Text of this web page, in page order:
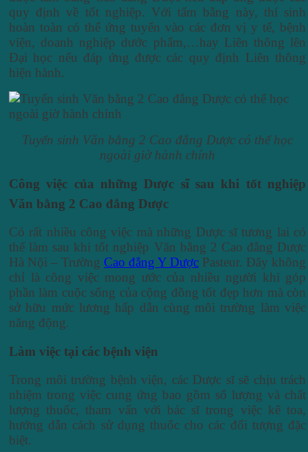
quy định về tốt nghiệp. Với tấm bằng này, thí sinh
hoàn toàn có thể ứng tuyển vào các đơn vị y tế, bệnh
viện, doanh nghiệp dước phẩm,…hay Liên thông lên
Đại học nếu đáp ứng được các quy định Liên thông
hiện hành.
Tuyển sinh Văn bằng 2 Cao đẳng Dược có thể học
ngoài giờ hành chính
Công việc của những Dược sĩ sau khi tốt nghiệp
Văn bằng 2 Cao đẳng Dược
Có rất nhiều công việc mà những Dược sĩ tương lai có
thể làm sau khi tốt nghiệp Văn bằng 2 Cao đẳng Dược
Hà Nội – Trường Cao đẳng Y Dược Pasteur. Đây không
chỉ là công việc mong ước của nhiều người khi góp
phần làm cuộc sống của cộng đồng tốt đẹp hơn mà còn
sở hữu mức lương hấp dẫn cùng môi trường làm việc
năng động.
Làm việc tại các bệnh viện
Trong môi trường bệnh viện, các Dược sĩ sẽ chịu trách
nhiệm trong việc cung ứng bao gồm số lượng và chất
lượng thuốc, tham vấn với bác sĩ trong việc kê toa,
hướng dẫn cách sử dụng thuốc cho các đối tượng đặc
biệt.